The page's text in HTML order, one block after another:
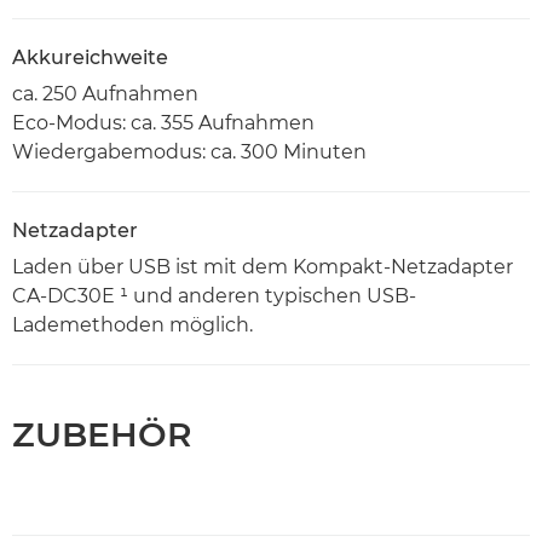
Akkureichweite
ca. 250 Aufnahmen
Eco-Modus: ca. 355 Aufnahmen
Wiedergabemodus: ca. 300 Minuten
Netzadapter
Laden über USB ist mit dem Kompakt-Netzadapter
CA-DC30E ¹ und anderen typischen USB-
Lademethoden möglich.
ZUBEHÖR